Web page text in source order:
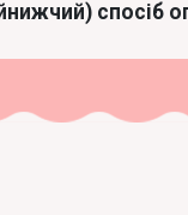
спосіб